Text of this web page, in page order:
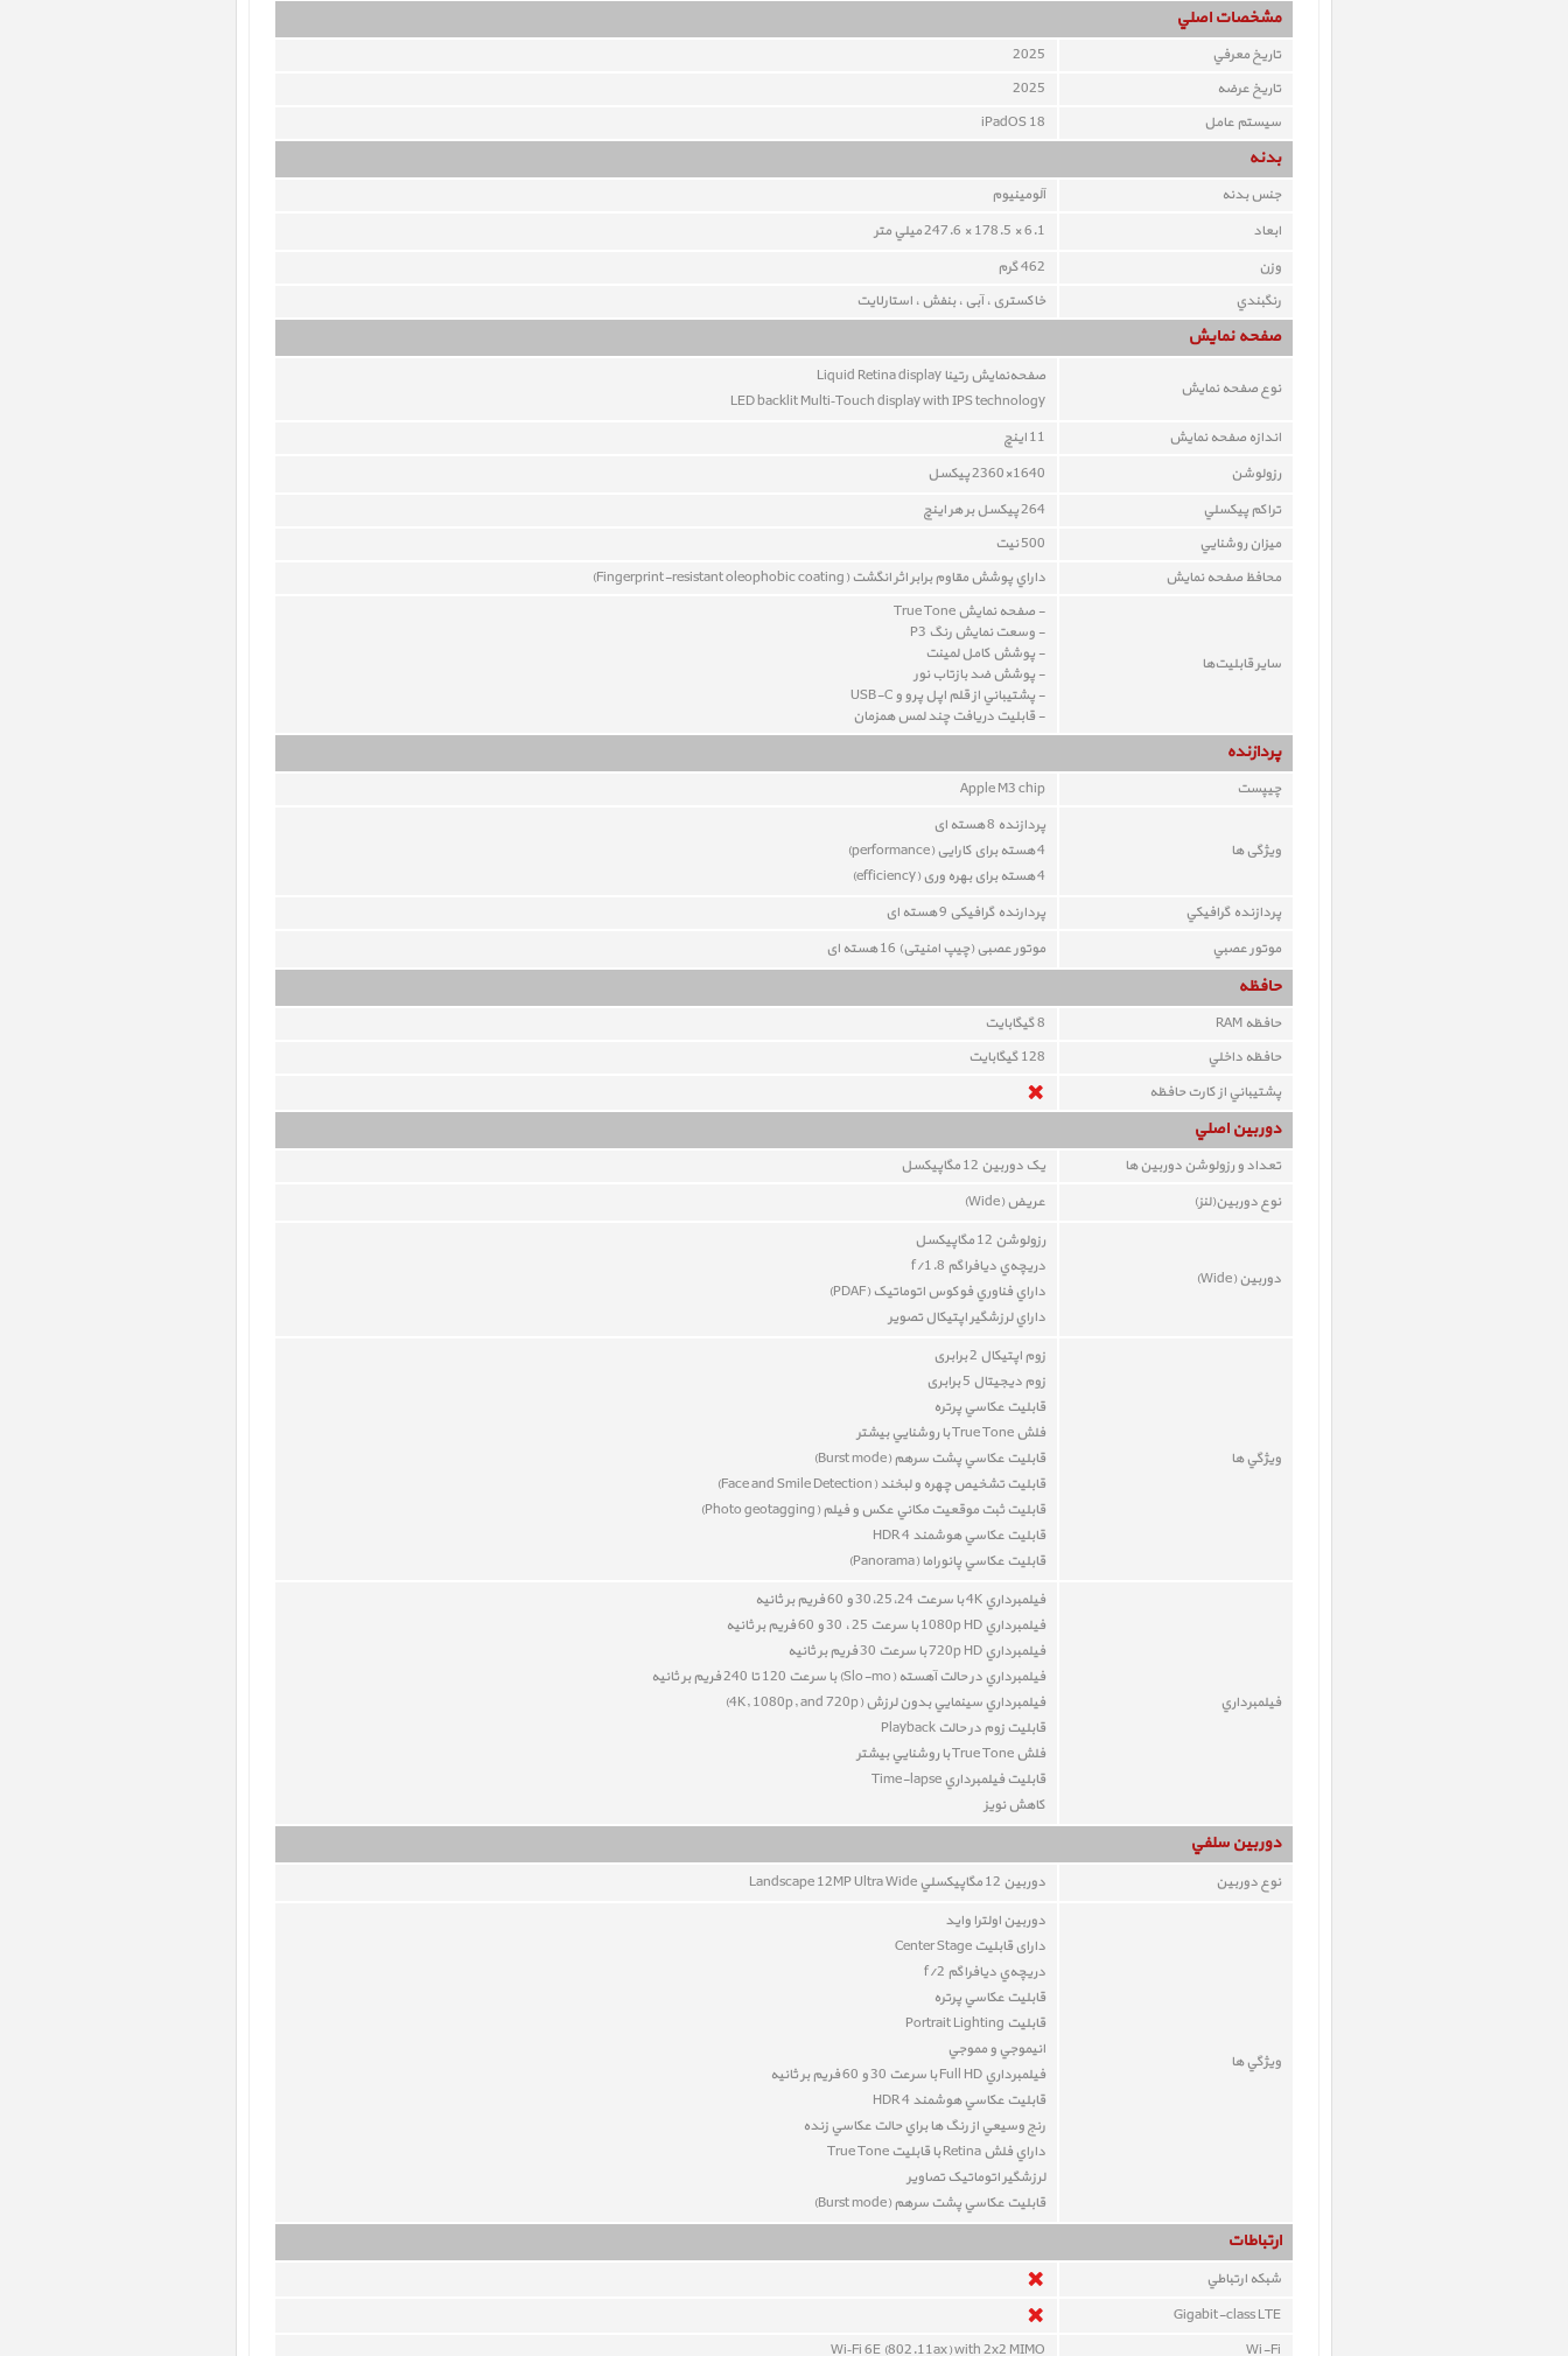
مشخصات اصلي
تاريخ معرفي
2025
تاريخ عرضه
2025
سيستم عامل
iPadOS 18
بدنه
جنس بدنه
آلومينيوم
ابعاد
6.1 × 178.5 × 247.6 ميلي متر
وزن
462 گرم
رنگبندي
خاکستری ، آبی ، بنفش ، استارلایت
صفحه نمايش
نوع صفحه نمايش
صفحه‌نمايش رتينا Liquid Retina display
LED backlit Multi‑Touch display with IPS technology
اندازه صفحه نمايش
11 اينچ
رزولوشن
1640×2360 پيکسل
تراکم پيکسلي
264 پيکسل بر هر اينچ
ميزان روشنايي
500 نیت
محافظ صفحه نمايش
داراي پوشش مقاوم برابر اثر انگشت (Fingerprint-resistant oleophobic coating)
ساير قابليت‌ها
- صفحه نمايش True Tone
- وسعت نمايش رنگ P3
- پوشش کامل لمينت
- پوشش ضد بازتاب نور
- پشتيباني از قلم اپل پرو و USB-C
- قابليت دريافت چند لمس همزمان
پردازنده
چيپست Apple M3 chip
ویژگی ها
پردازنده 8 هسته ای
4 هسته برای کارایی (performance)
4 هسته برای بهره وری (
efficiency
)
پردازنده گرافيکي
پردارنده گرافیکی 9 هسته ای
موتور عصبي
موتور عصبی (چیپ امنیتی) 16 هسته ای
حافظه
حافظه RAM
8 گيگابايت
حافظه داخلي
128 گیگابایت
پشتيباني از کارت حافظه
دوربين اصلي
تعداد و رزولوشن دوربين ها
یک دوربين 12 مگاپيکسل
نوع دوربين(لنز)
عريض (Wide)
دوربين (Wide)
رزولوشن 12 مگاپيکسل
دريچه‌ي ديافراگم f/1.8
داراي فناوري فوکوس اتوماتيک (PDAF)
دارايلرزشگير اپتيکال تصوير
ويژگي ها
زوم اپتیکال 2 برابری
زوم دیجیتال 5 برابری
قابليت عکاسي پرتره
فلش True Tone با روشنايي بيشتر
قابليت عکاسي پشت سرهم (Burst mode)
قابليت تشخيص چهره و لبخند(
Face and Smile Detection
)
قابليت ثبت موقعيت مکاني عکس و فيلم (Photo geotagging)
قابليت عکاسي هوشمند HDR 4
قابليت عکاسي پانوراما (Panorama)
فيلمبرداري
فيلمبرداري 4K با سرعت 30،25،24 و 60 فريم بر ثانيه
فيلمبرداري 1080p HD با سرعت 25 ، 30 و 60 فريم بر ثانيه
فيلمبرداري 720p HD با سرعت 30 فريم بر ثانيه
فيلمبرداري در حالت آهسته (Slo-mo) با سرعت 120 تا 240 فريم بر ثانيه
فيلمبرداري سينمايي بدون لرزش (4K, 1080p, and 720p)
قابليت زوم در حالت Playback
فلش True Tone با روشنايي بيشتر
قابليت فيلمبرداري Time-lapse
کاهش نويز
دوربين سلفي
نوع دوربين دوربين 12 مگاپيکسلي Landscape 12MP Ultra Wide
ويژگي ها
دوربین اولترا واید
دارای قابلیت Center Stage
دريچه‌ي ديافراگم f/2
قابليت عکاسي پرتره
قابليت Portrait Lighting
انيموجي و مموجي
فيلمبرداري Full HD با سرعت 30 و 60 فريم بر ثانيه
قابليت عکاسي هوشمند HDR 4
رنج وسيعي از رنگ ها براي حالت عکاسي زنده
داراي فلش Retina با قابلیت True Tone
لرزشگير اتوماتيک تصاوير
قابليت عکاسي پشت سرهم (Burst mode)
ارتباطات
شبکه ارتباطي
Gigabit-class LTE
Wi-Fi
Wi‑Fi 6E (802.11ax) with 2x2 MIMO